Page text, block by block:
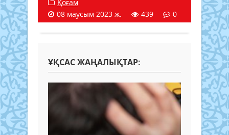
Қоғам
08 маусым 2023 ж.
439 0
ҰҚСАС ЖАҢАЛЫҚТАР: